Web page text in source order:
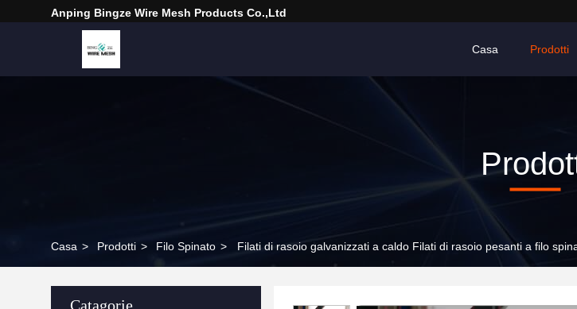
Anping Bingze Wire Mesh Products Co.,Ltd
Casa Prodotti
Casa > Prodotti > Filo Spinato > Filati di rasoio galvanizzati a caldo Filati di rasoio pesanti a filo
Catagorie